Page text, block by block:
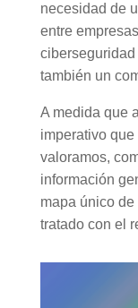
necesidad de
entre
también un
A medida que
imperativo
valoramos,
información
mapa único
tratado con el